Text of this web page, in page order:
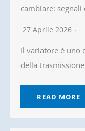
cambiare:
27 Aprile 2026
Il variatore è uno
della
READ MORE